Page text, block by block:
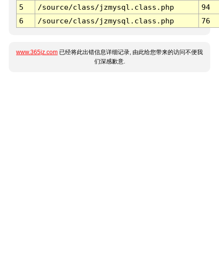
5
/source/class/jzmysql.class.php
94
6
/source/class/jzmysql.class.php 76
www.365jz.com 已经将此出错信息详细记录, 由此给您带来的访问不便我
们深感歉意.